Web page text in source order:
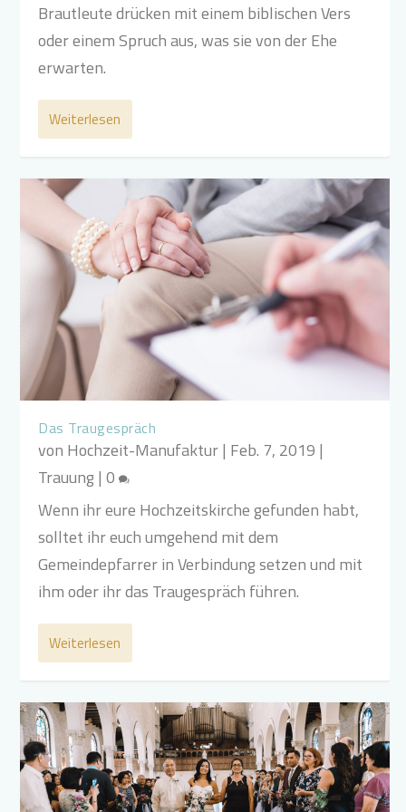
Brautleute drücken mit einem biblischen Vers
oder einem Spruch aus, was sie von der Ehe
erwarten.
Weiterlesen
Das Traugespräch
von Hochzeit-Manufaktur| Feb. 7, 2019 |
Trauung|0
Wenn ihr eure Hochzeitskirche gefunden habt,
solltet ihr euch umgehend mit dem
Gemeindepfarrer in Verbindung setzen und mit
ihm oder ihr das Traugespräch führen.
Weiterlesen